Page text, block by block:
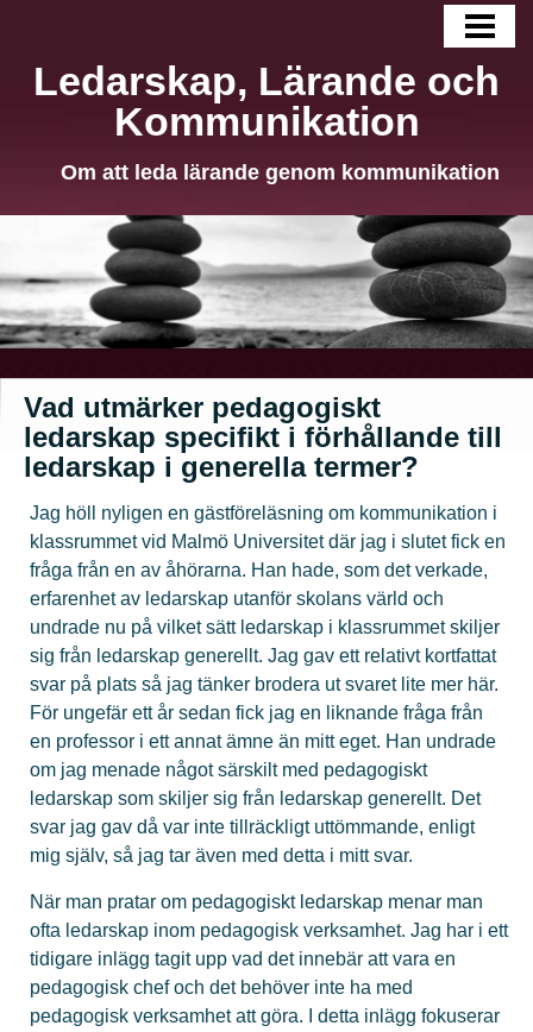
BLOGG
LÄNGRE TEXTER
OM MIG
Ledarskap, Lärande och
Kommunikation
Om att leda lärande genom kommunikation
Vad utmärker pedagogiskt
ledarskap specifikt i förhållande till
ledarskap i generella termer?
Jag höll nyligen en gästföreläsning om kommunikation i
klassrummet vid Malmö Universitet där jag i slutet fick en
fråga från en av åhörarna. Han hade, som det verkade,
erfarenhet av ledarskap utanför skolans värld och
undrade nu på vilket sätt ledarskap i klassrummet skiljer
sig från ledarskap generellt. Jag gav ett relativt kortfattat
svar på plats så jag tänker brodera ut svaret lite mer här.
För ungefär ett år sedan fick jag en liknande fråga från
en professor i ett annat ämne än mitt eget. Han undrade
om jag menade något särskilt med pedagogiskt
ledarskap som skiljer sig från ledarskap generellt. Det
svar jag gav då var inte tillräckligt uttömmande, enligt
mig själv, så jag tar även med detta i mitt svar.
När man pratar om pedagogiskt ledarskap menar man
ofta ledarskap inom pedagogisk verksamhet. Jag har i ett
tidigare inlägg tagit upp vad det innebär att vara en
pedagogisk chef och det behöver inte ha med
pedagogisk verksamhet att göra. I detta inlägg fokuserar